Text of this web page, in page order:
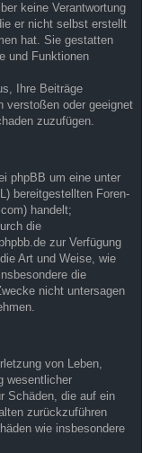
keine Verantwortung
er nicht selbst erstellt
hat. Sie gestatten
und Funktionen
Ihre Beiträge
verstoßen oder geeignet
zuzufügen.
phpBB um eine unter
bereitgestellten Foren-
handelt;
die
zur Verfügung
Art und Weise, wie
die
nicht untersagen
von Leben,
wesentlicher
Schäden, die auf ein
zurückzuführen
wie insbesondere